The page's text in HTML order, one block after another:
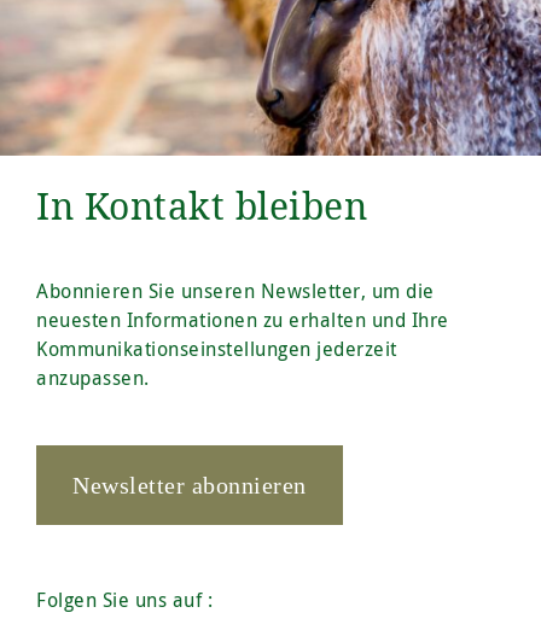
In Kontakt bleiben
Abonnieren Sie unseren Newsletter, um die
neuesten Informationen zu erhalten und Ihre
Kommunikationseinstellungen jederzeit
anzupassen.
Newsletter abonnieren
Folgen Sie uns auf :